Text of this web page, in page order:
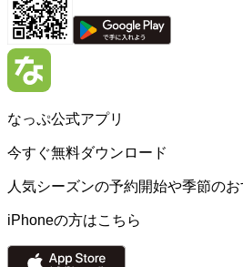
なっぷ公式アプリ
今すぐ無料ダウンロード
人気シーズンの予約開始や季節のお
iPhoneの方はこちら